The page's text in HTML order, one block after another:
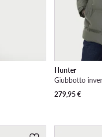
Hunter
Giubbotto
279,95€